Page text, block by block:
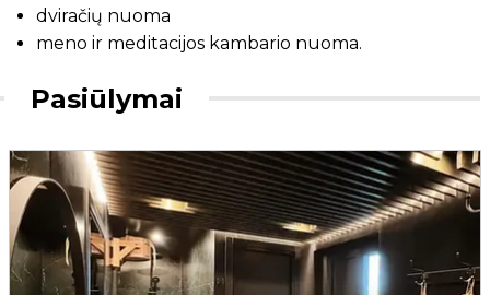
dviračių nuoma
meno ir meditacijos kambario nuoma.
Pasiūlymai